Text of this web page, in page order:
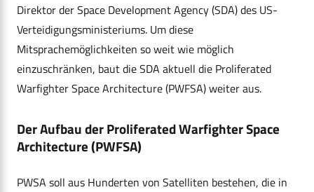
Direktor der Space Development Agency (SDA) des US-
Verteidigungsministeriums. Um diese
Mitsprachemöglichkeiten so weit wie möglich
einzuschränken, baut die SDA aktuell die Proliferated
Warfighter Space Architecture (PWFSA) weiter aus.
Der Aufbau der Proliferated Warfighter Space
Architecture (PWFSA)
PWSA soll aus Hunderten von Satelliten bestehen, die in